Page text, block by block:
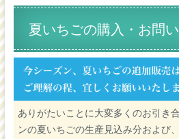
夏いちごの購入・お問
ありがたいことに大変多くのお引き
ンの夏いちごの生産見込み分および